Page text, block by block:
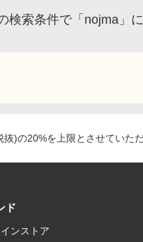
検索条件で「nojma」
)の20%を上限とさせていた
ド
ンストア